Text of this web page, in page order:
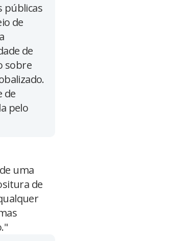
públicas
de
de
sobre
de
pelo
uma
de